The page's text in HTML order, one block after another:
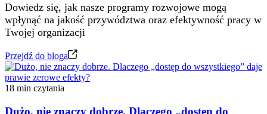
Dowiedz się, jak nasze programy rozwojowe mogą
wpłynąć na jakość przywództwa oraz efektywność pracy w
Twojej organizacji
Przejdź do bloga
18 min czytania
Dużo, nie znaczy dobrze. Dlaczego „dostęp do